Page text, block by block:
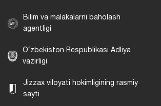
Bilim va malakalarni baholash
agentligi
O‘zbekiston Respublikasi Adliya
vazirligi
Jizzax viloyati hokimligining rasmiy
sayti